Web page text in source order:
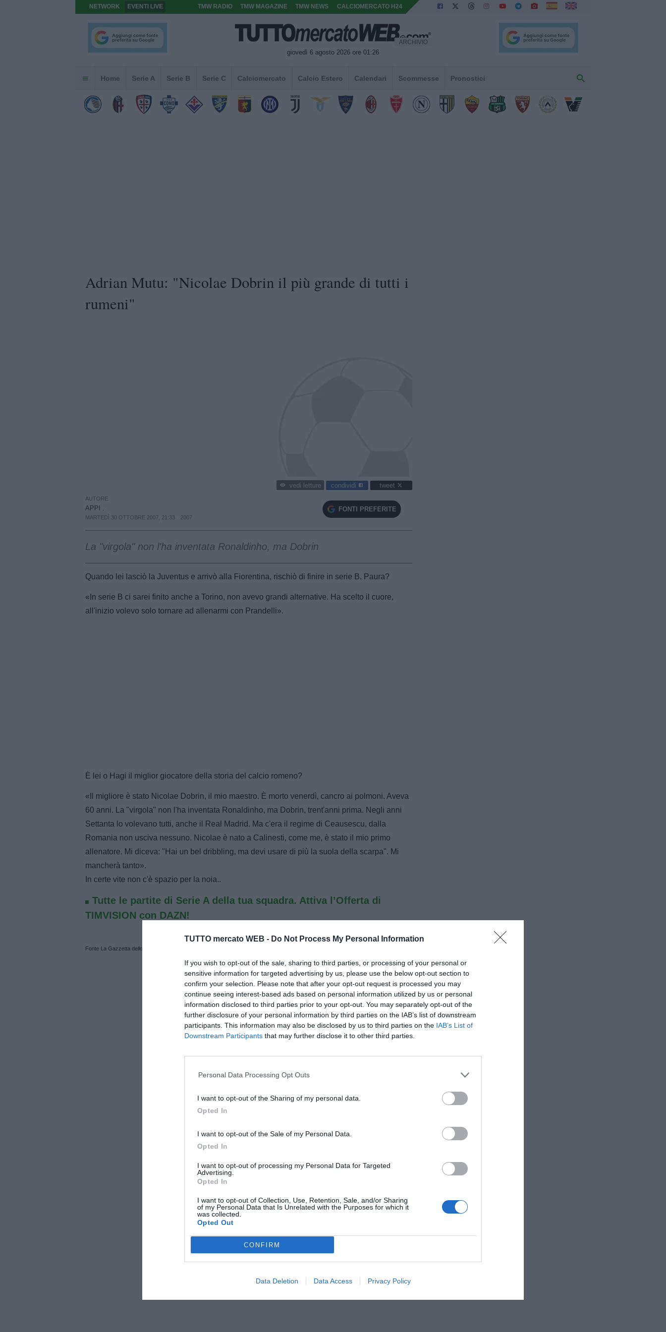
TUTTO mercato WEB - Do Not Process My Personal Information
If you wish to opt-out of the sale, sharing to third parties, or processing of your personal or
sensitive information for targeted advertising by us, please use the below opt-out section to
confirm your selection. Please note that after your opt-out request is processed you may
continue seeing interest-based ads based on personal information utilized by us or personal
information disclosed to third parties prior to your opt-out. You may separately opt-out of the
further disclosure of your personal information by third parties on the IAB’s list of downstream
participants. This information may also be disclosed by us to third parties on the IAB’s List of
Downstream Participants that may further disclose it to other third parties.
Personal Data Processing Opt Outs
I want to opt-out of the Sharing of my personal data.
Opted In
I want to opt-out of the Sale of my Personal Data.
Opted In
I want to opt-out of processing my Personal Data for Targeted
Advertising.
Opted In
I want to opt-out of Collection, Use, Retention, Sale, and/or Sharing
of my Personal Data that Is Unrelated with the Purposes for which it
was collected.
Opted Out
CONFIRM
Data Deletion Data Access Privacy Policy
NETWORK EVENTI LIVE TMW RADIO TMW MAGAZINE TMW NEWS CALCIOMERCATO H24
giovedì 6 agosto 2026 ore 01:26
ARCHIVIO
Home Serie A Serie B Serie C Calciomercato Calcio Estero Calendari Scommesse Pronostici
Adrian Mutu: "Nicolae Dobrin il più grande di tutti i
rumeni"
vedi letture condividi tweet
AUTORE
APPI .
MARTEDÌ 30 OTTOBRE 2007, 21:33 2007
FONTI PREFERITE
La "virgola" non l'ha inventata Ronaldinho, ma Dobrin
Quando lei lasciò la Juventus e arrivò alla Fiorentina, rischiò di finire in serie B. Paura?
«In serie B ci sarei finito anche a Torino, non avevo grandi alternative. Ha scelto il cuore,
all'inizio volevo solo tornare ad allenarmi con Prandelli».
È lei o Hagi il miglior giocatore della storia del calcio romeno?
«Il migliore è stato Nicolae Dobrin, il mio maestro. È morto venerdì, cancro ai polmoni. Aveva
60 anni. La "virgola" non l'ha inventata Ronaldinho, ma Dobrin, trent'anni prima. Negli anni
Settanta lo volevano tutti, anche il Real Madrid. Ma c'era il regime di Ceausescu, dalla
Romania non usciva nessuno. Nicolae è nato a Calinesti, come me, è stato il mio primo
allenatore. Mi diceva: "Hai un bel dribbling, ma devi usare di più la suola della scarpa". Mi
mancherà tanto».
In certe vite non c'è spazio per la noia..
Tutte le partite di Serie A della tua squadra. Attiva l’Offerta di
TIMVISION con DAZN!
Fonte La Gazzetta dello Sport